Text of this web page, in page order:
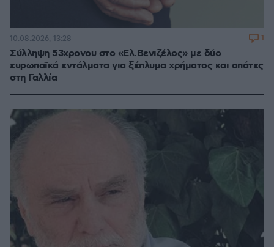
Σύλληψη 53χρονου στο «Ελ.Βενιζέλος» με δύο
ευρωπαϊκά εντάλματα για ξέπλυμα χρήματος και απάτες
στη Γαλλία
10.08.2026, 13:28 1